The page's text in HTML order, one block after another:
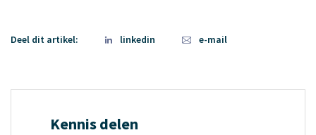
Deel dit artikel: linkedin e-mail
Kennis delen